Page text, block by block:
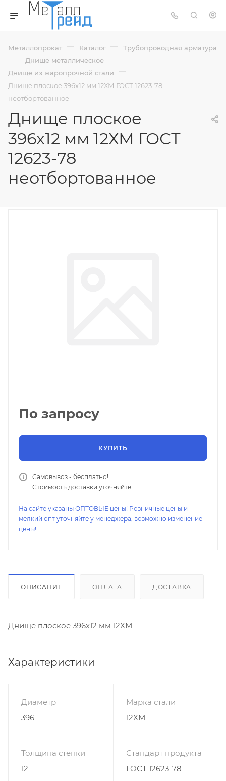
Металлопрокат — Каталог — Трубопроводная арматура
— Днище металлическое —
Днище из жаропрочной стали —
Днище плоское 396х12 мм 12ХМ ГОСТ 12623-78
неотбортованное
Днище плоское
396х12 мм 12ХМ ГОСТ
12623-78
неотбортованное
По запросу
КУПИТЬ
Самовывоз - бесплатно!
Стоимость доставки уточняйте.
На сайте указаны ОПТОВЫЕ цены! Розничные цены и
мелкий опт уточняйте у менеджера, возможно изменение
цены!
ОПИСАНИЕ ОПЛАТА ДОСТАВКА
Днище плоское 396х12 мм 12ХМ
Характеристики
Диаметр
396
Марка стали
12ХМ
Толщина стенки
12
Стандарт продукта
ГОСТ 12623-78